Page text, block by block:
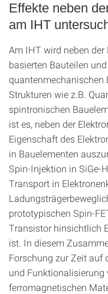
Effekte neben
am IHT
Am IHT wird neben
basierten Bauteilen
quantenmechanischen
Strukturen wie z.B.
spintronischen
ist es, neben der
Eigenschaft des
in Bauelementen
Spin-Injektion in SiGe-
Transport in
prototypischen Spin-
Transistor hinsichtlich
ist. In diesem
Forschung zur Zeit auf
und Funktionalisierung
ferromagnetischen